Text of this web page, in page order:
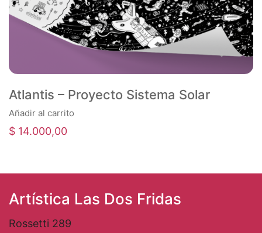
Atlantis – Proyecto Sistema Solar
Añadir al carrito
$ 14.000,00
Artística Las Dos Fridas
Rossetti 289